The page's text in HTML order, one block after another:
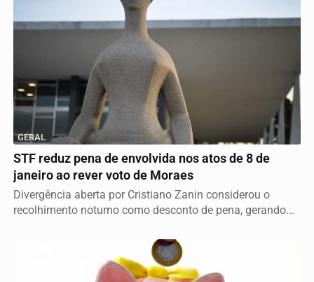
GERAL
STF reduz pena de envolvida nos atos de 8 de
janeiro ao rever voto de Moraes
Divergência aberta por Cristiano Zanin considerou o
recolhimento noturno como desconto de pena, gerando...